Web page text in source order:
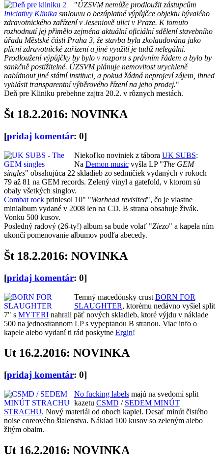
"ÚZSVM nemůže prodloužit zástupcům
Iniciativy Klinika smlouvu o bezúplatné výpůjčce objektu bývalého
zdravotnického zařízení v Jeseniově ulici v Praze. K tomuto
rozhodnutí jej přimělo zejména aktuální oficiální sdělení stavebního
úřadu Městské části Praha 3, že stavba byla zkolaudována jako
plicní zdravotnické zařízení a jiné využití je tudíž nelegální.
Prodloužení výpůjčky by bylo v rozporu s právním řádem a bylo by
sankčně postižitelné. ÚZSVM plánuje nemovitost urychleně
nabídnout jiné státní instituci, a pokud žádná neprojeví zájem, ihned
vyhlásit transparentní výběrového řízení na jeho prodej."
Deň pre Kliniku prebehne zajtra 20.2. v rôznych mestách.
Št 18.2.2016: NOVINKA
[pridaj komentár: 0]
Niekoľko noviniek z tábora UK SUBS:
Na Demon musicvyšla LP "The GEM
singles" obsahujúca 22 skladieb zo sedmičiek vydaných v rokoch
79 až 81 na GEM records. Zelený vinyl a gatefold, v ktorom sú
obaly všetkých singlov.
Combat rock priniesol 10" "Warhead revisited", čo je vlastne
minialbum vydané v 2008 len na CD. B strana obsahuje živák.
Vonku 500 kusov.
Posledný radový (26-ty!) album sa bude volať "Ziezo" a kapela ním
ukončí pomenovanie albumov podľa abecedy.
Št 18.2.2016: NOVINKA
[pridaj komentár: 0]
Temný macedónsky crust BORN FOR
SLAUGHTER, ktorému nedávno vyšiel split
7" s MYTERI nahrali päť nových skladieb, ktoré výjdu v náklade
500 na jednostrannom LP s vypeptanou B stranou. Viac info o
kapele alebo vydaní ti rád poskytne Ergin!
Ut 16.2.2016: NOVINKA
[pridaj komentár: 0]
No fucking labelsmajú na svedomí split
kazetu CSMD / SEDEM MINÚT
STRACHU. Nový materiál od oboch kapiel. Desať minút čistého
noise coreového šialenstva. Náklad 100 kusov so zeleným alebo
žltým obalm.
Ut 16.2.2016: NOVINKA